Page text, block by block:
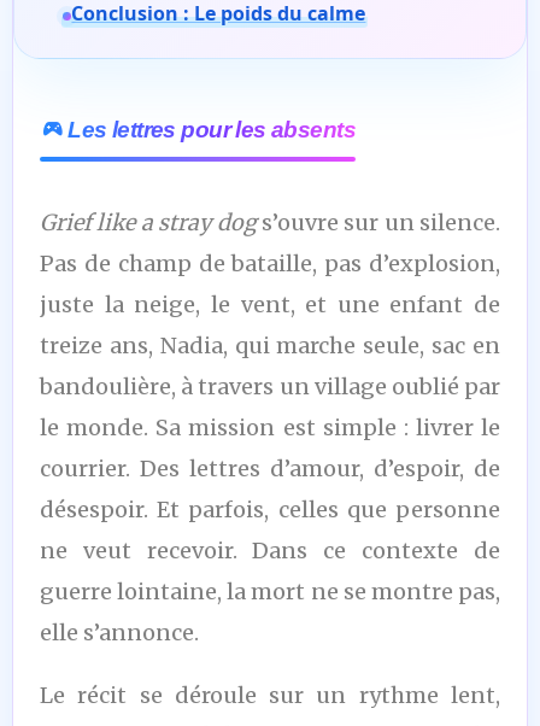
Conclusion : Le poids du calme
Les lettres pour les absents
Grief like a stray dogs’ouvre sur un silence.
Pas de champ de bataille, pas d’explosion,
juste la neige, le vent, et une enfant de
treize ans, Nadia, qui marche seule, sac en
bandoulière, à travers un village oublié par
le monde. Sa mission est simple : livrer le
courrier. Des lettres d’amour, d’espoir, de
désespoir. Et parfois, celles que personne
ne veut recevoir. Dans ce contexte de
guerre lointaine, la mort ne se montre pas,
elle s’annonce.
Le récit se déroule sur un rythme lent,